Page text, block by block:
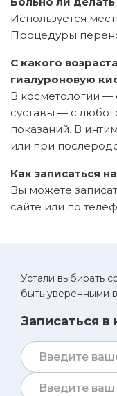
Используется
Процедуры
С какого
гиалуроновую
В косметологии —
суставы — с
показаний. В
или при
Как записаться
Вы можете
сайте или по
Устали выбирать
быть уверенными
Записаться в